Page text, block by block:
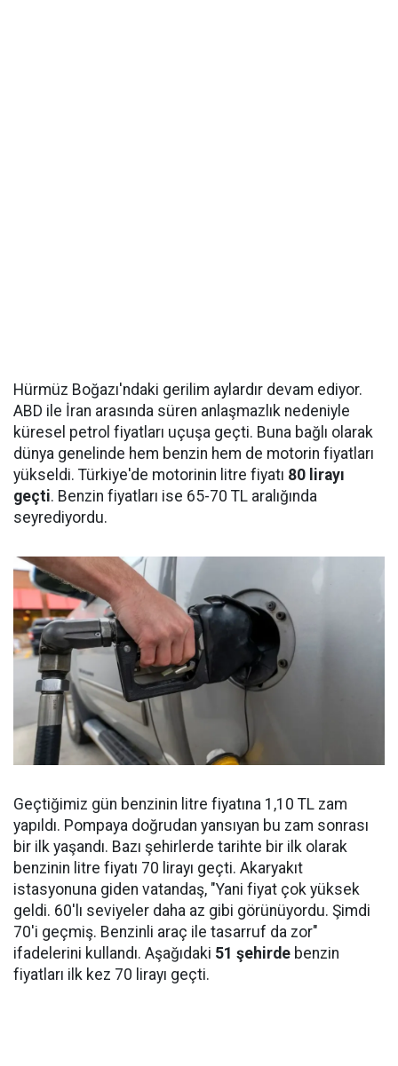
Hürmüz Boğazı'ndaki gerilim aylardır devam ediyor.
ABD ile İran arasında süren anlaşmazlık nedeniyle
küresel petrol fiyatları uçuşa geçti. Buna bağlı olarak
dünya genelinde hem benzin hem de motorin fiyatları
yükseldi. Türkiye'de motorinin litre fiyatı 80 lirayı
geçti. Benzin fiyatları ise 65-70 TL aralığında
seyrediyordu.
Geçtiğimiz gün benzinin litre fiyatına 1,10 TL zam
yapıldı. Pompaya doğrudan yansıyan bu zam sonrası
bir ilk yaşandı. Bazı şehirlerde tarihte bir ilk olarak
benzinin litre fiyatı 70 lirayı geçti. Akaryakıt
istasyonuna giden vatandaş, "Yani fiyat çok yüksek
geldi. 60'lı seviyeler daha az gibi görünüyordu. Şimdi
70'i geçmiş. Benzinli araç ile tasarruf da zor"
ifadelerini kullandı. Aşağıdaki 51 şehirde benzin
fiyatları ilk kez 70 lirayı geçti.